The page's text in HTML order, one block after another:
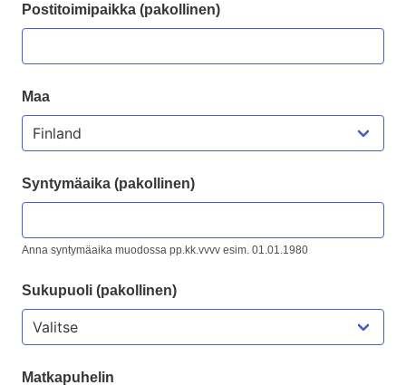
Postitoimipaikka (pakollinen)
Maa
Syntymäaika (pakollinen)
Anna syntymäaika muodossa pp.kk.vvvv esim. 01.01.1980
Sukupuoli (pakollinen)
Matkapuhelin